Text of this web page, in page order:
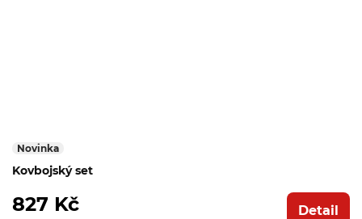
Novinka
Kovbojský set
827 Kč Detail